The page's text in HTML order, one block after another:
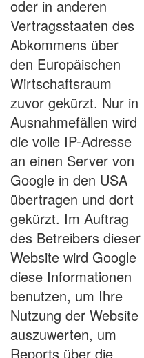
oder in anderen
Vertragsstaaten des
Abkommens über
den Europäischen
Wirtschaftsraum
zuvor gekürzt. Nur in
Ausnahmefällen wird
die volle IP-Adresse
an einen Server von
Google in den USA
übertragen und dort
gekürzt. Im Auftrag
des Betreibers dieser
Website wird Google
diese Informationen
benutzen, um Ihre
Nutzung der Website
auszuwerten, um
Reports über die